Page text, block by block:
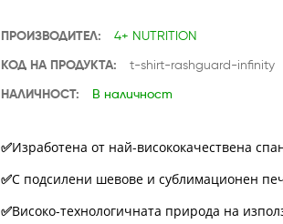
ПРОИЗВОДИТЕЛ: 4+ NUTRITION
КОД НА ПРОДУКТА: t-shirt-rashguard-infinity
НАЛИЧНОСТ: В наличност
✅Изработена от най-висококачествена
✅С подсилени шевове и сублимационен
✅Високо-технологичната природа на